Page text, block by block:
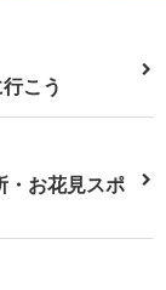
こう
・お花見スポ